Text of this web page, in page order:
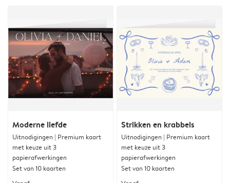
Moderne liefde
Uitnodigingen | Premium kaart
met keuze uit 3
papierafwerkingen
Set van 10 kaarten
Strikken en krabbels
Uitnodigingen | Premium kaart
met keuze uit 3
papierafwerkingen
Set van 10 kaarten